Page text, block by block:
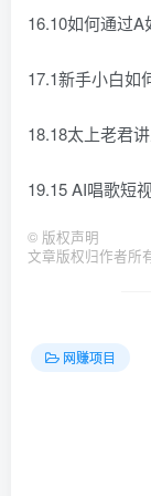
16.10如何通过
17.1新手小白如
18.18太上老君
19.15 AI唱歌短
© 版权声明
文章版权归作者所
网赚项目